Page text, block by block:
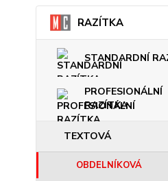
RAZÍTKA
STANDARDNÍ
PROFESIONÁLNÍ
RAZÍTKA
TEXTOVÁ
OBDELNÍKOVÁ